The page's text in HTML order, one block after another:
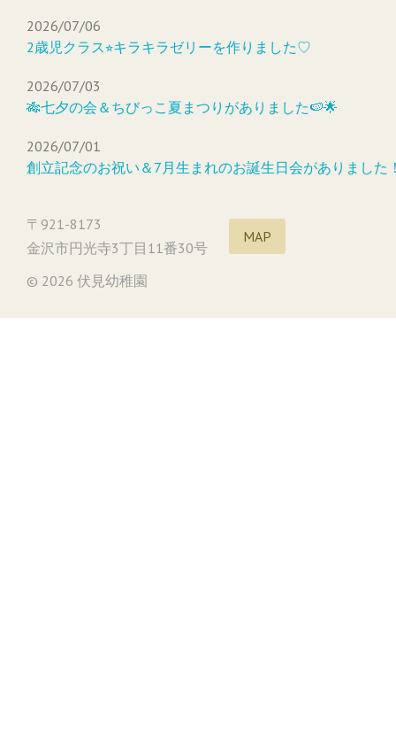
2026/07/06
2歳児クラス⭐︎キラキラゼリーを作りました♡
2026/07/03
🎋七夕の会＆ちびっこ夏まつりがありました🍉🌟
2026/07/01
創立記念のお祝い＆7月生まれのお誕生日会がありました
〒921-8173
金沢市円光寺3丁目11番30号
MAP
© 2026 伏見幼稚園